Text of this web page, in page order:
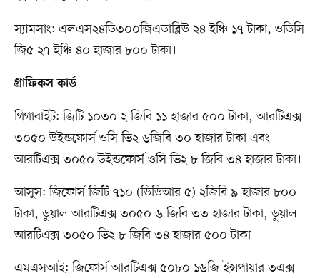
স্যামসাং: এলএস২৪ডি৩০০জিএডাব্লিউ ২৪ ইঞ্চি ১৭ টাকা, ওডিসি
জি৫ ২৭ ইঞ্চি ৪০ হাজার ৮০০ টাকা।
গ্রাফিকস কার্ড
গিগাবাইট: জিটি ১০৩০ ২ জিবি ১১ হাজার ৫০০ টাকা, আরটিএক্স
৩০৫০ উইন্ডফোর্স ওসি ভি২ ৬জিবি ৩০ হাজার টাকা এবং
আরটিএক্স ৩০৫০ উইন্ডফোর্স ওসি ভি২ ৮ জিবি ৩৪ হাজার টাকা।
আসুস: জিফোর্স জিটি ৭১০ (ডিডিআর ৫) ২জিবি ৯ হাজার ৮০০
টাকা, ডুয়াল আরটিএক্স ৩০৫০ ৬ জিবি ৩৩ হাজার টাকা, ডুয়াল
আরটিএক্স ৩০৫০ ভি২ ৮ জিবি ৩৪ হাজার ৫০০ টাকা।
এমএসআই: জিফোর্স আরটিএক্স ৫০৮০ ১৬জি ইন্সপায়ার ৩এক্স